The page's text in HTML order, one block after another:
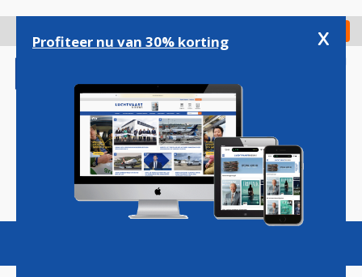
gaan
Check in
Magazine Podcasts Vacatures
Profiteer nu van 30% korting x